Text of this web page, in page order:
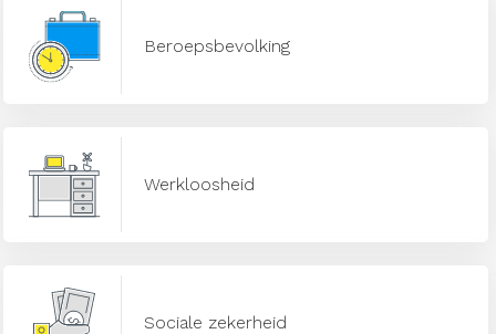
Beroepsbevolking
Werkloosheid
Sociale zekerheid